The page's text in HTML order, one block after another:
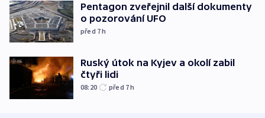
Pentagon zveřejnil další dokumenty
o pozorování UFO
před 7h
Ruský útok na Kyjev a okolí zabil
čtyři lidi
08:20 před 7h